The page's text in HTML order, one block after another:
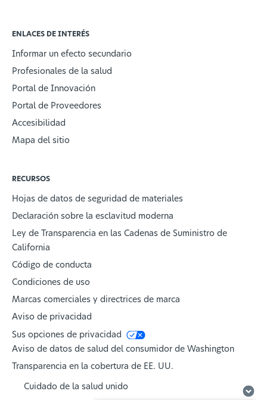
ENLACES DE INTERÉS
Informar un efecto secundario
Profesionales de la salud
Portal de Innovación
Portal de Proveedores
Accesibilidad
Mapa del sitio
RECURSOS
Hojas de datos de seguridad de materiales
Declaración sobre la esclavitud moderna
Ley de Transparencia en las Cadenas de Suministro de
California
Código de conducta
Condiciones de uso
Marcas comerciales y directrices de marca
Aviso de privacidad
Sus opciones de privacidad
Aviso de datos de salud del consumidor de Washington
Transparencia en la cobertura de EE. UU.
Cuidado de la salud unido